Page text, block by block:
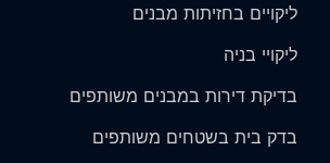
ליקויים בחזיתות מבנים
ליקויי בניה
בדיקת דירות במבנים משותפים
בדק בית בשטחים משותפים